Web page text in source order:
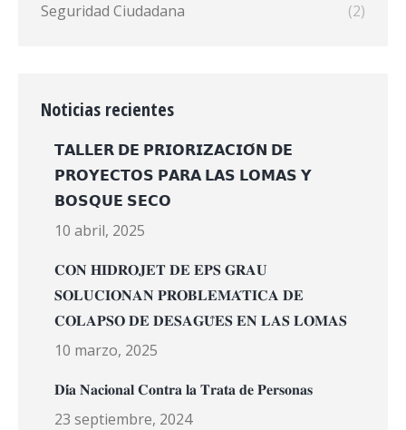
Seguridad Ciudadana
(2)
Noticias recientes
𝗧𝗔𝗟𝗟𝗘𝗥 𝗗𝗘 𝗣𝗥𝗜𝗢𝗥𝗜𝗭𝗔𝗖𝗜𝗢́𝗡 𝗗𝗘
𝗣𝗥𝗢𝗬𝗘𝗖𝗧𝗢𝗦 𝗣𝗔𝗥𝗔 𝗟𝗔𝗦 𝗟𝗢𝗠𝗔𝗦 𝗬
𝗕𝗢𝗦𝗤𝗨𝗘 𝗦𝗘𝗖𝗢
10 abril, 2025
𝐂𝐎𝐍 𝐇𝐈𝐃𝐑𝐎𝐉𝐄𝐓 𝐃𝐄 𝐄𝐏𝐒 𝐆𝐑𝐀𝐔
𝐒𝐎𝐋𝐔𝐂𝐈𝐎𝐍𝐀𝐍 𝐏𝐑𝐎𝐁𝐋𝐄𝐌𝐀́𝐓𝐈𝐂𝐀 𝐃𝐄
𝐂𝐎𝐋𝐀𝐏𝐒𝐎 𝐃𝐄 𝐃𝐄𝐒𝐀𝐆𝐔̈𝐄𝐒 𝐄𝐍 𝐋𝐀𝐒 𝐋𝐎𝐌𝐀𝐒
10 marzo, 2025
𝐃𝐢́𝐚 𝐍𝐚𝐜𝐢𝐨𝐧𝐚𝐥 𝐂𝐨𝐧𝐭𝐫𝐚 𝐥𝐚 𝐓𝐫𝐚𝐭𝐚 𝐝𝐞 𝐏𝐞𝐫𝐬𝐨𝐧𝐚𝐬
23 septiembre, 2024